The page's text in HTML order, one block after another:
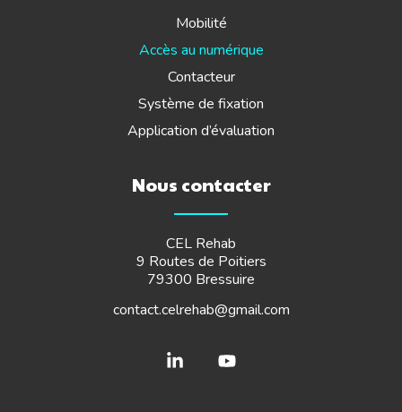
Mobilité
Accès au numérique
Contacteur
Système de fixation
Application d’évaluation
Nous contacter
CEL Rehab
9 Routes de Poitiers
79300 Bressuire
contact.celrehab@gmail.com